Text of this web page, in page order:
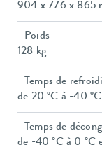
904 x 776 x 865
Poids
128 kg
Temps de
de 20 °C à -40
Temps de
de -40 °C à 0 °C